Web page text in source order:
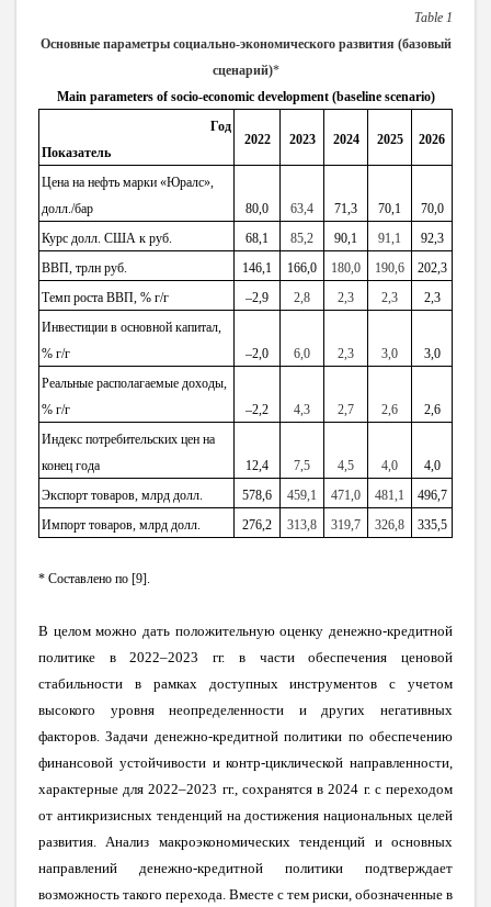
Table 1
Основные параметры социально-экономического развития (базовый
сценарий)*
Main parameters of socio-economic development (baseline scenario)
Год
Показатель
2022 2023 2024 2025 2026
Цена на нефть марки «Юралс»,
долл./бар
80,0 63,4 71,3 70,1
70,0
Курс долл. США к руб.
68,1 85,2 90,1 91,1
92,3
ВВП, трлн руб.
146,1 166,0 180,0 190,6
202,3
Темп роста ВВП, % г/г
–2,9 2,8 2,3 2,3
2,3
Инвестиции в основной капитал,
% г/г
–2 ,0 6,0 2,3 3,0
3,0
Реальные располагаемые доходы,
% г/г
–2,2 4,3 2,7 2,6
2,6
Индекс потребительских цен на
конец года
12,4 7,5 4,5 4,0
4,0
Экспорт товаров, млрд долл. 578,6 459,1 471,0 481,1
496,7
Импорт товаров, млрд долл. 276,2 313,8 319,7 326,8 335,5
* Составлено по [9]
В целом можно дать положительную оценку денежно-кредитной
политике в 2022–2023 гг. в части обеспечения ценовой
стабильности в рамках доступных инструментов с учетом
высокого уровня неопределенности и других негативных
факторов. Задачи денежно-кредитной политики по обеспечению
финансовой устойчивости и контр-циклической направленности,
характерные для 2022–2023 гг., сохранятся в 2024 г. с переходом
от антикризисных тенденций на достижения национальных целей
развития. Анализ макроэкономических тенденций и основных
направлений денежно-кредитной политики подтверждает
возможность такого перехода. Вместе с тем риски, обозначенные в